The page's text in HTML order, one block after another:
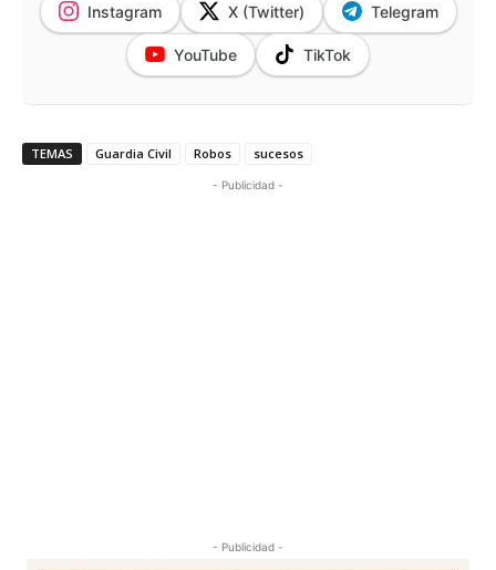
Instagram X (Twitter) Telegram
YouTube TikTok
TEMAS Guardia Civil Robos sucesos
- Publicidad -
- Publicidad -